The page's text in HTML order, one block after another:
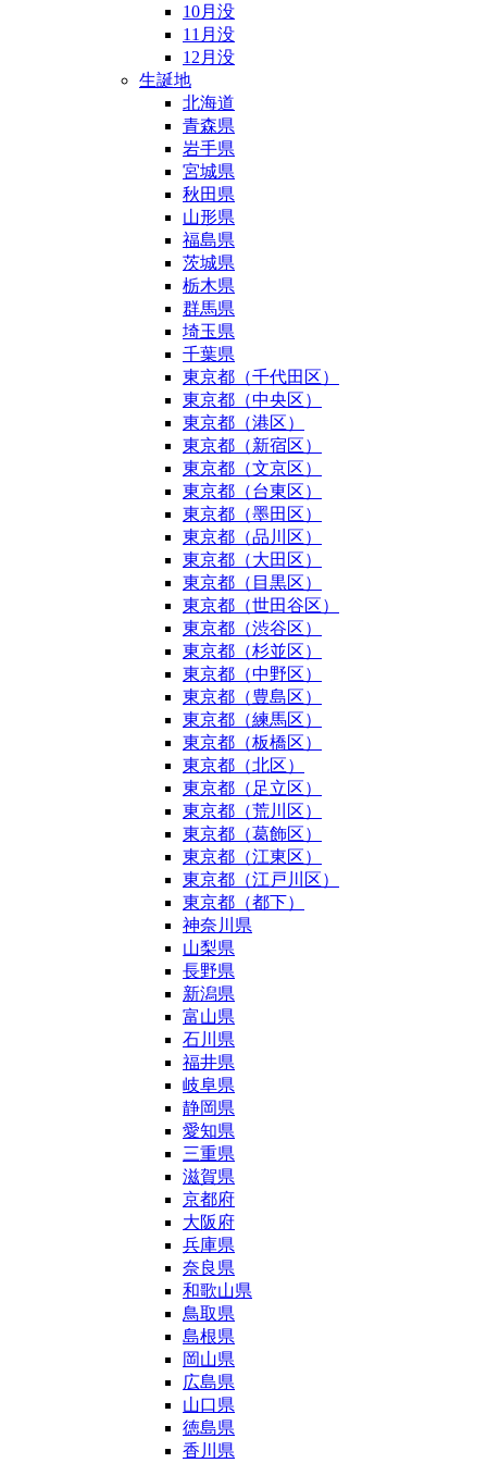
10月没
11月没
12月没
生誕地
北海道
青森県
岩手県
宮城県
秋田県
山形県
福島県
茨城県
栃木県
群馬県
埼玉県
千葉県
東京都（千代田区）
東京都（中央区）
東京都（港区）
東京都（新宿区）
東京都（文京区）
東京都（台東区）
東京都（墨田区）
東京都（品川区）
東京都（大田区）
東京都（目黒区）
東京都（世田谷区）
東京都（渋谷区）
東京都（杉並区）
東京都（中野区）
東京都（豊島区）
東京都（練馬区）
東京都（板橋区）
東京都（北区）
東京都（足立区）
東京都（荒川区）
東京都（葛飾区）
東京都（江東区）
東京都（江戸川区）
東京都（都下）
神奈川県
山梨県
長野県
新潟県
富山県
石川県
福井県
岐阜県
静岡県
愛知県
三重県
滋賀県
京都府
大阪府
兵庫県
奈良県
和歌山県
鳥取県
島根県
岡山県
広島県
山口県
徳島県
香川県